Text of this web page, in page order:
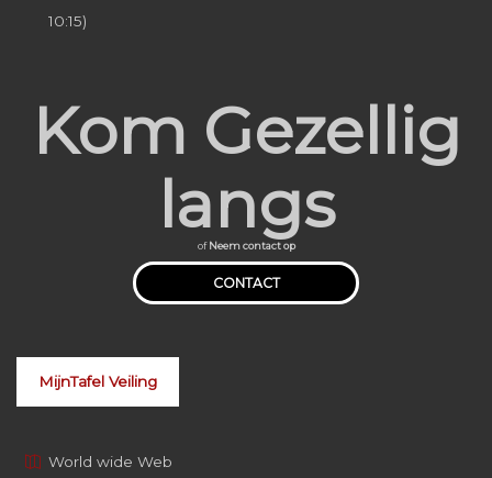
10:15)
Kom Gezellig
langs
ofNeem contact op
CONTACT
MijnTafel Veiling
World wide Web